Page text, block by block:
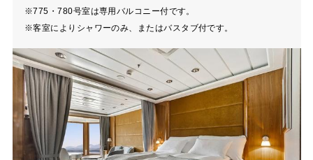
※775・780号室は専用バルコニー付です。
※客室によりシャワーのみ、またはバスタブ付です。